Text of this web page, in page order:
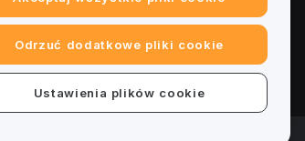
Odrzuć dodatkowe pliki cookie
Ustawienia plików cookie